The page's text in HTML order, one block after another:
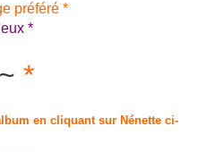
préféré *
*
*
en cliquant sur Nénette ci-